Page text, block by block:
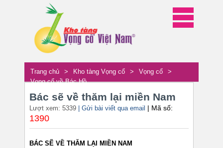
Trang chủ > Kho tàng Vọng cổ > Vọng cổ
>
Vọng cổ về Bác Hồ
Bác sẽ về thăm lại miền Nam
Lượt xem: 5339 | Gửi bài viết qua email | Mã số:
1390
BÁC SẼ VỀ THĂM LẠI MIỀN NAM